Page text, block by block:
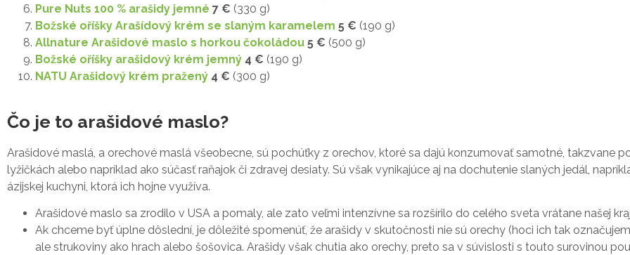
Pure Nuts 100 % arašidy jemné 7 € (330 g)
Božské oříšky Arašídový krém se slaným karamelem 5 € (190 g)
Allnature Arašidové maslo s horkou čokoládou 5 € (500 g)
Božské oříšky arašidový krém jemný 4 € (190 g)
NATU Arašidový krém pražený 4 € (300 g)
Čo je to arašidové maslo?
Arašidové maslá, a orechové maslá všeobecne, sú pochúťky z orechov, ktoré sa dajú konzumovať samotné, takzvane
lyžičkách alebo napríklad ako súčasť raňajok či zdravej desiaty. Sú však vynikajúce aj na dochutenie slaných jedál,
ázijskej kuchyni, ktorá ich hojne využíva.
Arašidové maslo sa zrodilo v USA a pomaly, ale zato veľmi intenzívne sa rozšírilo do celého sveta vrátane našej
Ak chceme byť úplne dôslední, je dôležité spomenúť, že arašidy v skutočnosti nie sú orechy (hoci ich tak
ale strukoviny ako hrach alebo šošovica. Arašidy však chutia ako orechy, preto sa v súvislosti s touto surovinou